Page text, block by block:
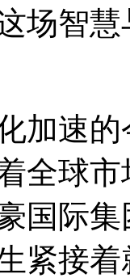
场智
加速
全球
国际
紧接